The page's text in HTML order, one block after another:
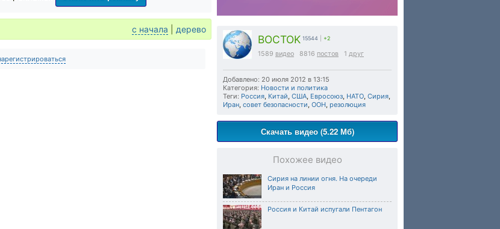
BOCTOK 15544 +2
1589 видео 8816 постов 1 друг
Добавлено: 20 июля 2012 в 13:15
Категория: Новости и политика
Теги: Россия, Китай, США, Евросоюз, НАТО, Сирия,
Иран, совет безопасности, ООН, резолюция
Скачать видео (5.22 Мб)
Похожее видео
Сирия на линии огня. На очереди
Иран и Россия
Россия и Китай испугали Пентагон
с начала дерево